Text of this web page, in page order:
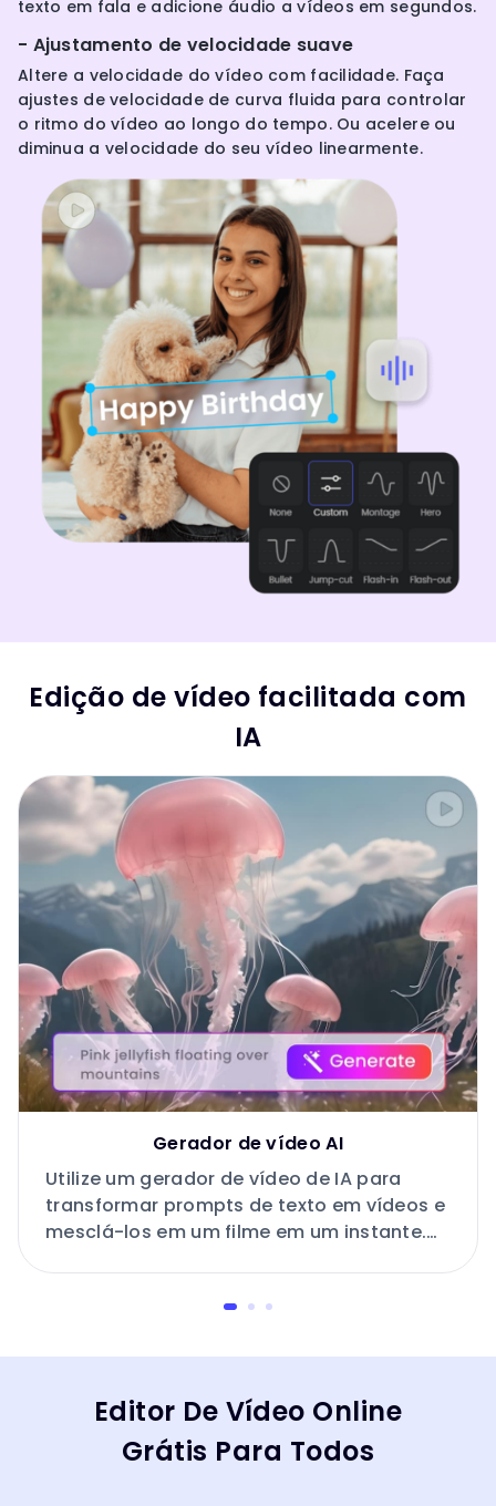
texto em fala e adicione áudio a vídeos em segundos.
- Ajustamento de velocidade suave
Altere a velocidade do vídeo com facilidade. Faça
ajustes de velocidade de curva fluida para controlar
o ritmo do vídeo ao longo do tempo. Ou acelere ou
diminua a velocidade do seu vídeo linearmente.
Edição de vídeo facilitada com
IA
Gerador de vídeo AI
Utilize um gerador de vídeo de IA para
transformar prompts de texto em vídeos e
mesclá-los em um filme em um instante.
Editor De Vídeo Online
Grátis Para Todos